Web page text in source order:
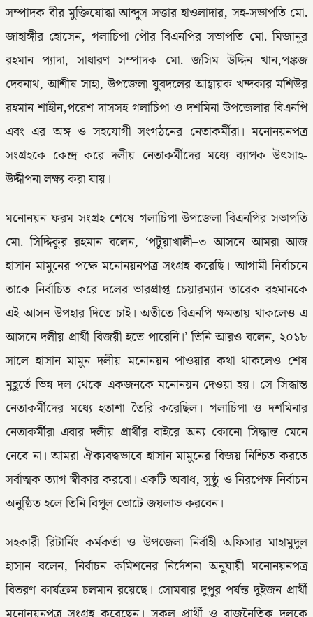
সম্পাদক বীর মুক্তিযোদ্ধা আব্দুস সত্তার হাওলাদার, সহ-সভাপতি মো.
জাহাঙ্গীর হোসেন, গলাচিপা পৌর বিএনপির সভাপতি মো. মিজানুর
রহমান প্যাদা, সাধারণ সম্পাদক মো. জসিম উদ্দিন খান,পঙ্কজ
দেবনাথ, আশীষ সাহা, উপজেলা যুবদলের আহ্বায়ক খন্দকার মশিউর
রহমান শাহীন,পরেশ দাসসহ গলাচিপা ও দশমিনা উপজেলার বিএনপি
এবং এর অঙ্গ ও সহযোগী সংগঠনের নেতাকর্মীরা। মনোনয়নপত্র
সংগ্রহকে কেন্দ্র করে দলীয় নেতাকর্মীদের মধ্যে ব্যাপক উৎসাহ-
উদ্দীপনা লক্ষ্য করা যায়।
মনোনয়ন ফরম সংগ্রহ শেষে গলাচিপা উপজেলা বিএনপির সভাপতি
মো. সিদ্দিকুর রহমান বলেন, ‘পটুয়াখালী–৩ আসনে আমরা আজ
হাসান মামুনের পক্ষে মনোনয়নপত্র সংগ্রহ করেছি। আগামী নির্বাচনে
তাকে নির্বাচিত করে দলের ভারপ্রাপ্ত চেয়ারম্যান তারেক রহমানকে
এই আসন উপহার দিতে চাই। অতীতে বিএনপি ক্ষমতায় থাকলেও এ
আসনে দলীয় প্রার্থী বিজয়ী হতে পারেনি।’ তিনি আরও বলেন, ২০১৮
সালে হাসান মামুন দলীয় মনোনয়ন পাওয়ার কথা থাকলেও শেষ
মুহূর্তে ভিন্ন দল থেকে একজনকে মনোনয়ন দেওয়া হয়। সে সিদ্ধান্ত
নেতাকর্মীদের মধ্যে হতাশা তৈরি করেছিল। গলাচিপা ও দশমিনার
নেতাকর্মীরা এবার দলীয় প্রার্থীর বাইরে অন্য কোনো সিদ্ধান্ত মেনে
নেবে না। আমরা ঐক্যবদ্ধভাবে হাসান মামুনের বিজয় নিশ্চিত করতে
সর্বাত্মক ত্যাগ স্বীকার করবো। একটি অবাধ, সুষ্ঠু ও নিরপেক্ষ নির্বাচন
অনুষ্ঠিত হলে তিনি বিপুল ভোটে জয়লাভ করবেন।
সহকারী রিটার্নিং কর্মকর্তা ও উপজেলা নির্বাহী অফিসার মাহামুদুল
হাসান বলেন, নির্বাচন কমিশনের নির্দেশনা অনুযায়ী মনোনয়নপত্র
বিতরণ কার্যক্রম চলমান রয়েছে। সোমবার দুপুর পর্যন্ত দুইজন প্রার্থী